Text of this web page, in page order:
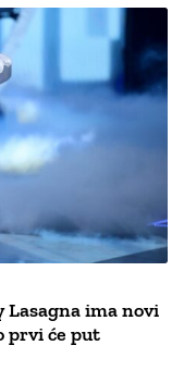
Lasagna ima novi
prvi će put